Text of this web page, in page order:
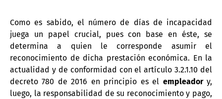
Como es sabido, el número de días de incapacidad
juega un papel crucial, pues con base en éste, se
determina a quien le corresponde asumir el
reconocimiento de dicha prestación económica. En la
actualidad y de conformidad con el artículo 3.2.1.10 del
decreto 780 de 2016 en principio es el empleadory,
luego, la responsabilidad de su reconocimiento y pago,